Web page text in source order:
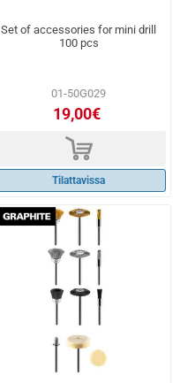
Set of accessories for mini drill
100 pcs
01-50G029
19,00€
d
Tilattavissa